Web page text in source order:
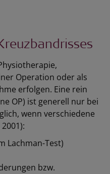
Operation oder als
erfolgen. Eine rein
OP) ist generell nur bei
wenn verschiedene
Lachman-Test)
bzw.